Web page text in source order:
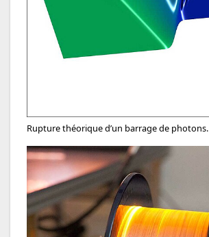
Rupture théorique d’un barrage de photons.